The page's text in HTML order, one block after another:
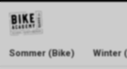
Sommer (Bike) Winter